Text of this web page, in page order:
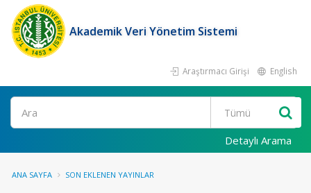
Akademik Veri Yönetim Sistemi
Araştırmacı Girişi English
Ara
Detaylı Arama
ANA SAYFA SON EKLENEN YAYINLAR